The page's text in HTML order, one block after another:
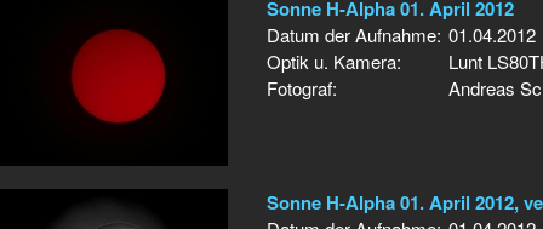
Sonne H-Alpha 01. April 2012
Datum der Aufnahme: 01.04.2012
Optik u. Kamera:
Lunt
Fotograf:
Andreas
Sonne H-Alpha 01. April 2012,